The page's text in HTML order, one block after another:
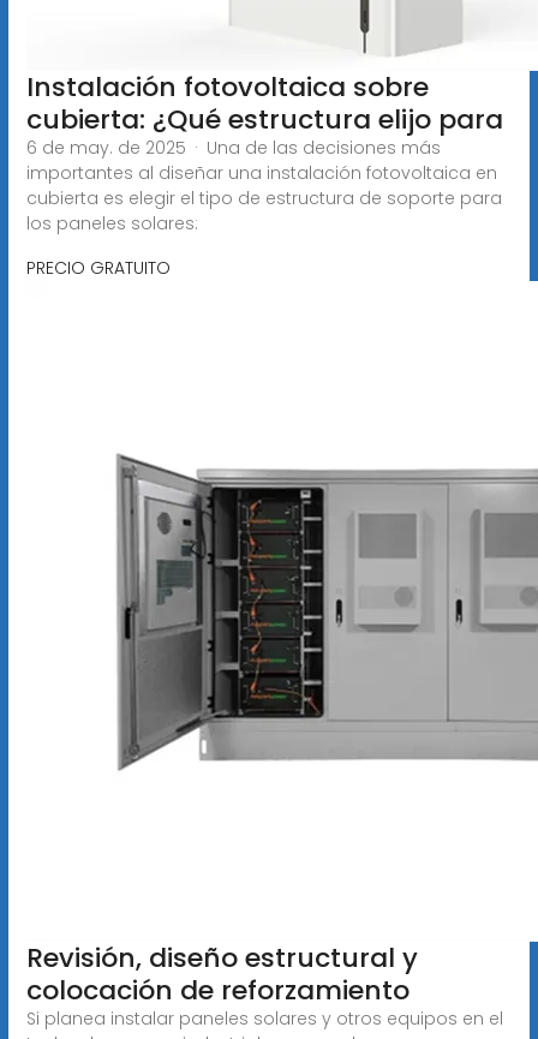
Instalación fotovoltaica sobre
cubierta: ¿Qué estructura elijo para
6 de may. de 2025 · Una de las decisiones más
importantes al diseñar una instalación fotovoltaica en
cubierta es elegir el tipo de estructura de soporte para
los paneles solares:
PRECIO GRATUITO
Revisión, diseño estructural y
colocación de reforzamiento
Si planea instalar paneles solares y otros equipos en el